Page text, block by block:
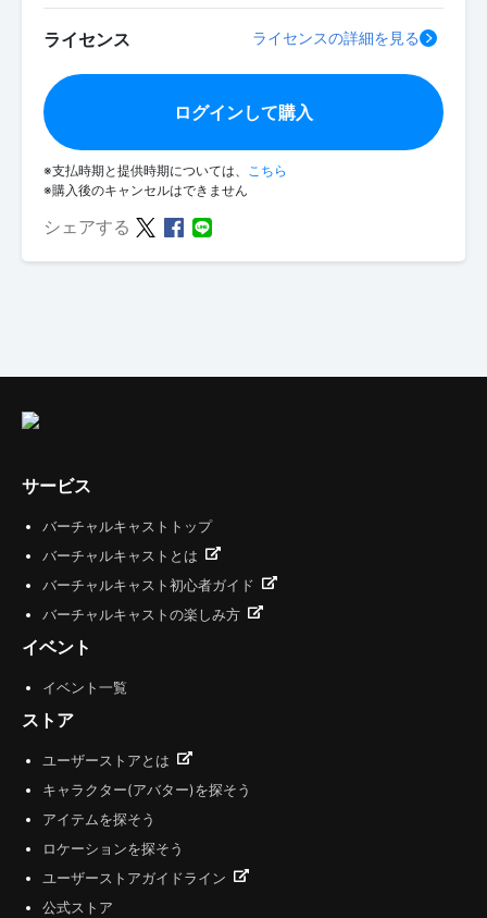
ライセンス ライセンスの詳細を見る
ログインして購入
※支払時期と提供時期については、 こちら
※購入後のキャンセルはできません
シェアする
サービス
バーチャルキャストトップ
バーチャルキャストとは
バーチャルキャスト初心者ガイド
バーチャルキャストの楽しみ方
イベント
イベント一覧
ストア
ユーザーストアとは
キャラクター(アバター)を探そう
アイテムを探そう
ロケーションを探そう
ユーザーストアガイドライン
公式ストア